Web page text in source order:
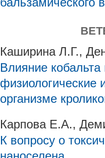
Каширина Л.Г.,
Влияние
физиологические
организме
Карпова Е.А.,
К вопросу о